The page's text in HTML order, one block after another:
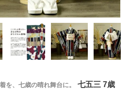
を、七歳の晴れ舞台に。
七五三 7歳